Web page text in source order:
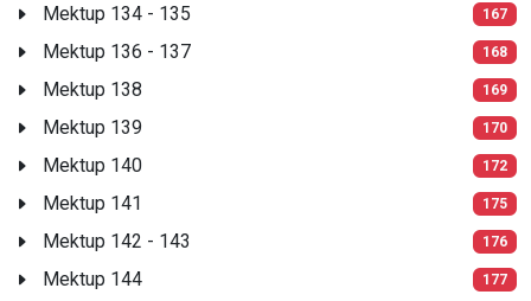
Mektup 134 - 135 167
Mektup 136 - 137 168
Mektup 138 169
Mektup 139 170
Mektup 140 172
Mektup 141 175
Mektup 142 - 143 176
Mektup 144 177